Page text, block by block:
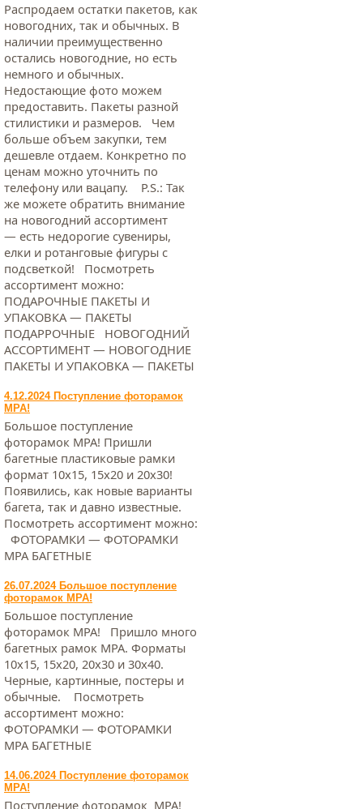
Распродаем остатки пакетов, как
новогодних, так и обычных. В
наличии преимущественно
остались новогодние, но есть
немного и обычных.
Недостающие фото можем
предоставить. Пакеты разной
стилистики и размеров. Чем
больше объем закупки, тем
дешевле отдаем. Конкретно по
ценам можно уточнить по
телефону или вацапу. Р.S.: Так
же можете обратить внимание
на новогодний ассортимент
— есть недорогие сувениры,
елки и ротанговые фигуры с
подсветкой! Посмотреть
ассортимент можно:
ПОДАРОЧНЫЕ ПАКЕТЫ И
УПАКОВКА — ПАКЕТЫ
ПОДАРРОЧНЫЕ НОВОГОДНИЙ
АССОРТИМЕНТ — НОВОГОДНИЕ
ПАКЕТЫ И УПАКОВКА — ПАКЕТЫ
4.12.2024 Поступление фоторамок
МРА!
Большое поступление
фоторамок МРА! Пришли
багетные пластиковые рамки
формат 10х15, 15х20 и 20х30!
Появились, как новые варианты
багета, так и давно известные.
Посмотреть ассортимент можно:
ФОТОРАМКИ — ФОТОРАМКИ
МРА БАГЕТНЫЕ
26.07.2024 Большое поступление
фоторамок МРА!
Большое поступление
фоторамок МРА! Пришло много
багетных рамок МРА. Форматы
10х15, 15х20, 20х30 и 30х40.
Черные, картинные, постеры и
обычные. Посмотреть
ассортимент можно:
ФОТОРАМКИ — ФОТОРАМКИ
МРА БАГЕТНЫЕ
14.06.2024 Поступление фоторамок
МРА!
Поступление фоторамок МРА!